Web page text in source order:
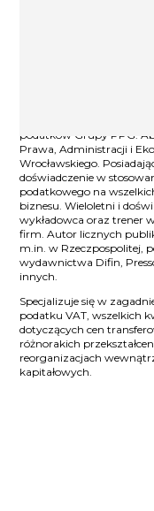
Ekspert podatkowy
międzynarodowego
Partner w spółce
Support Center Sp. z
podatkowego (BIG 4), a
podatków Grupy PPG.
Prawa, Administracji i
Wrocławskiego.
doświadczenie w
podatkowego na
biznesu. Wieloletni i
wykładowca oraz trener
firm. Autor licznych
m.in. w Rzeczpospolitej,
wydawnictwa Difin,
innych.
Specjalizuje się w
podatku VAT, wszelkich
dotyczących cen
różnorakich
reorganizacjach
kapitałowych.